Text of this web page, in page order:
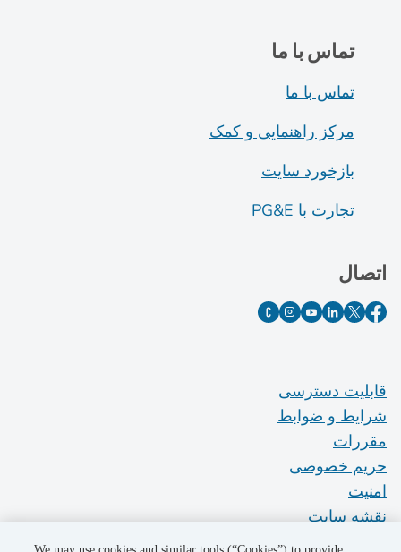
تماس با ما
تماس با ما
مرکز راهنمایی و کمک
بازخورد سایت
تجارت با PG&E
اتصال
قابلیت دسترسی
شرایط و ضوابط
مقررات
حریم خصوصی
امنیت
نقشه سایت
Do Not Sell My Personal Information